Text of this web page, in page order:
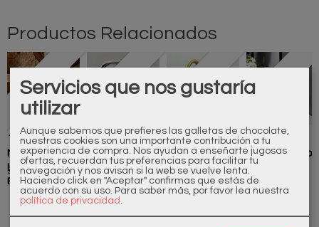
Productos Relacionados
Agotado
121106250
Monoblock
Lavabo
Época
266,20 €
Agotado
170107110
Monomando
Lavabo
Cromado
193,60 €
Agotado
173703240
Monomando
Lavabo o
Cocina ...
338,80 €
038106284
Monomando
Lavabo D38
375,10 €
Servicios que nos gustaría
utilizar
Aunque sabemos que prefieres las galletas de chocolate,
nuestras cookies son una importante contribución a tu
experiencia de compra. Nos ayudan a enseñarte jugosas
ofertas, recuerdan tus preferencias para facilitar tu
navegación y nos avisan si la web se vuelve lenta.
Haciendo click en "Aceptar" confirmas que estás de
acuerdo con su uso. Para saber más, por favor lea nuestra
política de privacidad